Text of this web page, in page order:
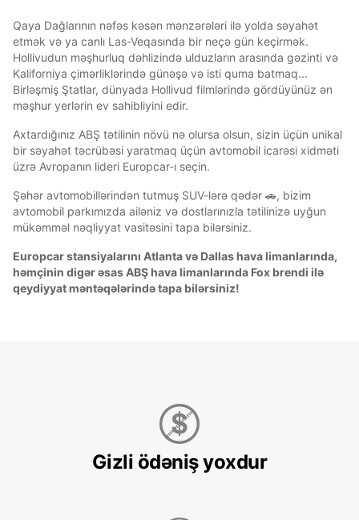
Qaya Dağlarının nəfəs kəsən mənzərələri ilə yolda səyahət
etmək və ya canlı Las-Veqasında bir neçə gün keçirmək.
Hollivudun məşhurluq dəhlizində ulduzların arasında gəzinti və
Kaliforniya çimərliklərində günəşə və isti quma batmaq...
Birləşmiş Ştatlar, dünyada Hollivud filmlərində gördüyünüz ən
məşhur yerlərin ev sahibliyini edir.
Axtardığınız ABŞ tətilinin növü nə olursa olsun, sizin üçün unikal
bir səyahət təcrübəsi yaratmaq üçün avtomobil icarəsi xidməti
üzrə Avropanın lideri Europcar-ı seçin.
Şəhər avtomobillərindən tutmuş SUV-lərə qədər 🚗, bizim
avtomobil parkımızda ailəniz və dostlarınızla tətilinizə uyğun
mükəmməl nəqliyyat vasitəsini tapa bilərsiniz.
Europcar stansiyalarını Atlanta və Dallas hava limanlarında,
həmçinin digər əsas ABŞ hava limanlarında Fox brendi ilə
qeydiyyat məntəqələrində tapa bilərsiniz!
Gizli ödəniş yoxdur